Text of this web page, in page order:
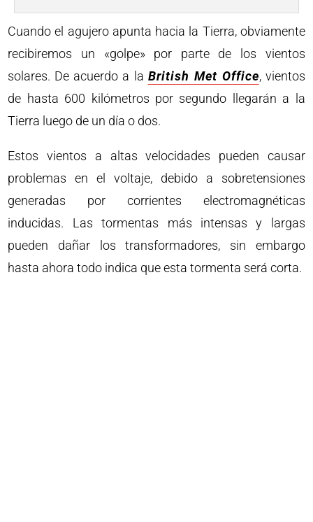
Cuando el agujero apunta hacia la Tierra, obviamente
recibiremos un «golpe» por parte de los vientos
solares. De acuerdo a la British Met Office, vientos
de hasta 600 kilómetros por segundo llegarán a la
Tierra luego de un día o dos.
Estos vientos a altas velocidades pueden causar
problemas en el voltaje, debido a sobretensiones
generadas por corrientes electromagnéticas
inducidas. Las tormentas más intensas y largas
pueden dañar los transformadores, sin embargo
hasta ahora todo indica que esta tormenta será corta.